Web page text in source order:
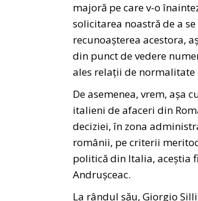
majoră pe care v-o
solicitarea noastră de a
recunoașterea acestora,
din punct de vedere
ales relații de normalitate
De asemenea, vrem, așa
italieni de afaceri din
deciziei, în zona
românii, pe criterii
politică din Italia, aceștia
Andrușceac.
La rândul său, Giorgio